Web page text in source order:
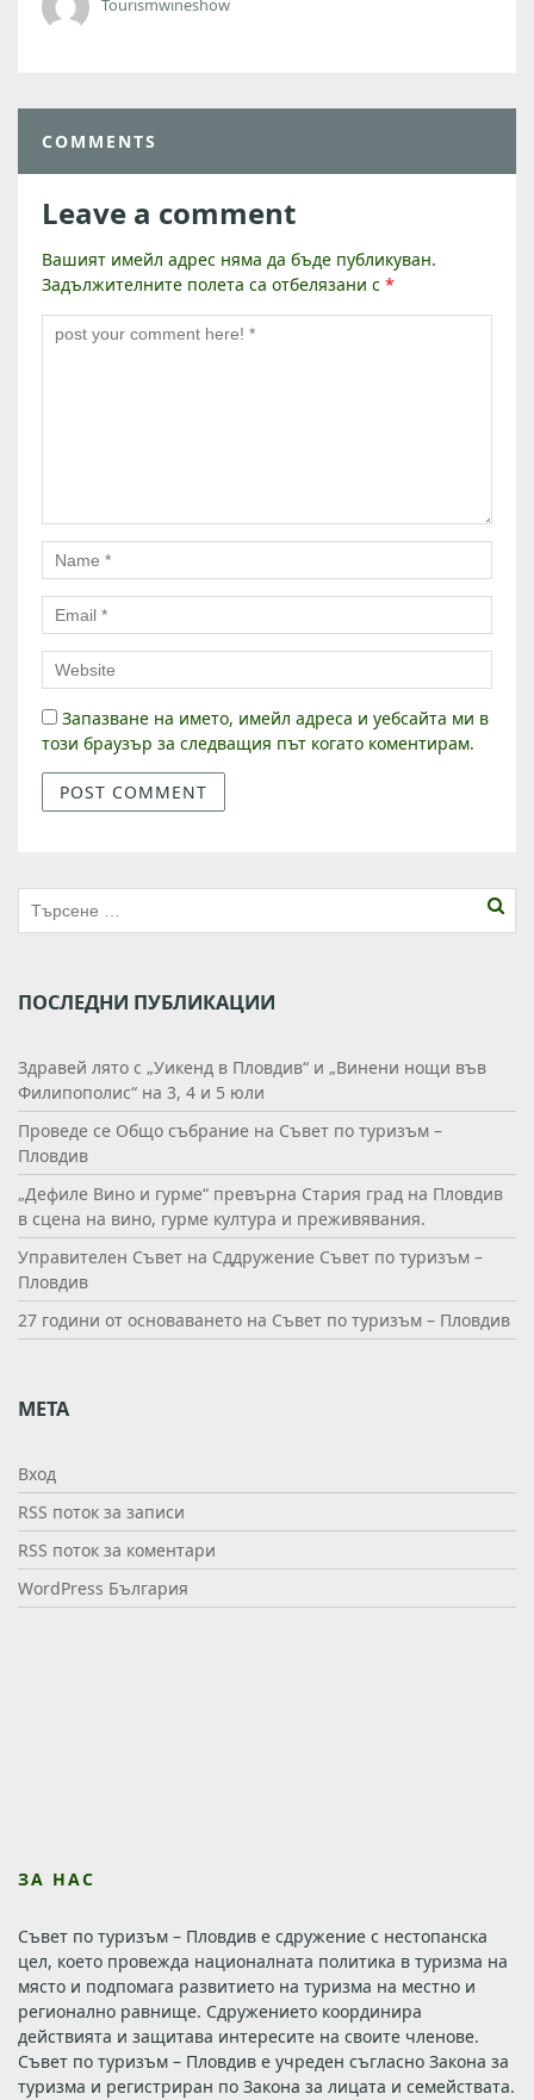
Tourismwineshow
COMMENTS
Leave a comment
Вашият имейл адрес няма да бъде публикуван.
Задължителните полета са отбелязани с *
Запазване на името, имейл адреса и уебсайта ми в
този браузър за следващия път когато коментирам.
ПОСЛЕДНИ ПУБЛИКАЦИИ
Здравей лято с „Уикенд в Пловдив“ и „Винени нощи във
Филипополис“ на 3, 4 и 5 юли
Проведе се Общо събрание на Съвет по туризъм –
Пловдив
„Дефиле Вино и гурме“ превърна Стария град на Пловдив
в сцена на вино, гурме култура и преживявания.
Управителен Съвет на Сддружение Съвет по туризъм –
Пловдив
27 години от основаването на Съвет по туризъм – Пловдив
МЕТА
Вход
RSS поток за записи
RSS поток за коментари
WordPress България
ЗА НАС
Съвет по туризъм – Пловдив е сдружение с нестопанска
цел, което провежда националната политика в туризма на
място и подпомага развитието на туризма на местно и
регионално равнище. Сдружението координира
действията и защитава интересите на своите членове.
Съвет по туризъм – Пловдив е учреден съгласно Закона за
туризма и регистриран по Закона за лицата и семействата.